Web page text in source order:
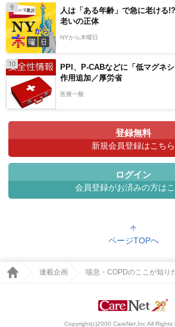
9
人は「ある年齢」で急に老ける
老いの正体
NYから木曜日
10
PPI、P-CABなどに「低マグネ
作用追加／厚労省
医療一般
登録無料
新規会員登録はこちら
ログイン
会員登録がお済みの方は
ページTOPへ
連載企画 喘息・COPDのここが知り
Copyright(c)2000 CareNet,Inc All Rights